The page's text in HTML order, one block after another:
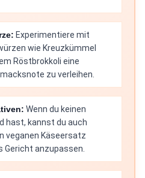
Experimentiere mit
wie Kreuzkümmel
Röstbrokkoli eine
zu verleihen.
Wenn du keinen
hast, kannst du auch
veganen Käseersatz
Gericht anzupassen.